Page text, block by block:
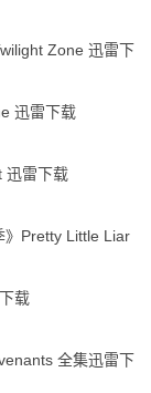
Zone 迅雷下
迅雷下载
迅雷下载
》Pretty Little Liar
载
全集迅雷下